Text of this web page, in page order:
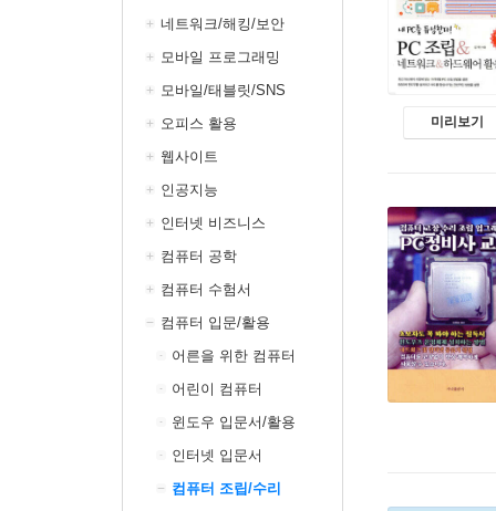
네트워크/해킹/보안
모바일 프로그래밍
모바일/태블릿/SNS
오피스 활용
웹사이트
인공지능
인터넷 비즈니스
컴퓨터 공학
컴퓨터 수험서
컴퓨터 입문/활용
어른을 위한 컴퓨터
어린이 컴퓨터
윈도우 입문서/활용
인터넷 입문서
컴퓨터 조립/수리
미리보기